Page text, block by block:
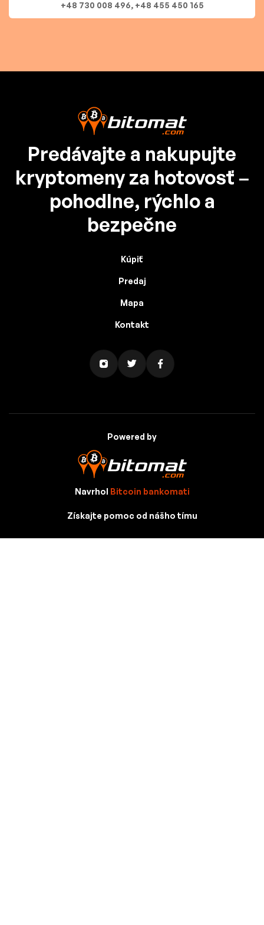
+48 730 008 496, +48 455 450 165
Predávajte a nakupujte
kryptomeny za hotovosť –
pohodlne, rýchlo a
bezpečne
Kúpiť
Predaj
Mapa
Kontakt
Powered by
Navrhol Bitcoin bankomati
Získajte pomoc od nášho tímu